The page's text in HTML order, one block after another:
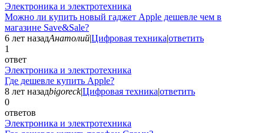
Электроника и электротехника
Можно ли купить новый гаджет Apple дешевле чем в
магазине Save&Sale?
6 лет назадАнатолий|Цифровая техника|ответить
1
ответ
Электроника и электротехника
Где дешевле купить Apple?
8 лет назадbigoreck|Цифровая техника|ответить
0
ответов
Электроника и электротехника